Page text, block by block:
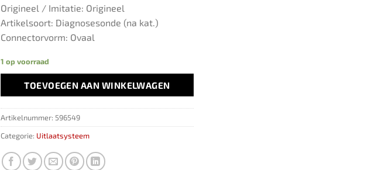
Origineel / Imitatie: Origineel
Artikelsoort: Diagnosesonde (na kat.)
Connectorvorm: Ovaal
1 op voorraad
TOEVOEGEN AAN WINKELWAGEN
Artikelnummer: 596549
Categorie: Uitlaatsysteem